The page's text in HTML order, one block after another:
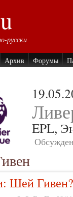
русски
Архив Форумы
EPL,
Шей